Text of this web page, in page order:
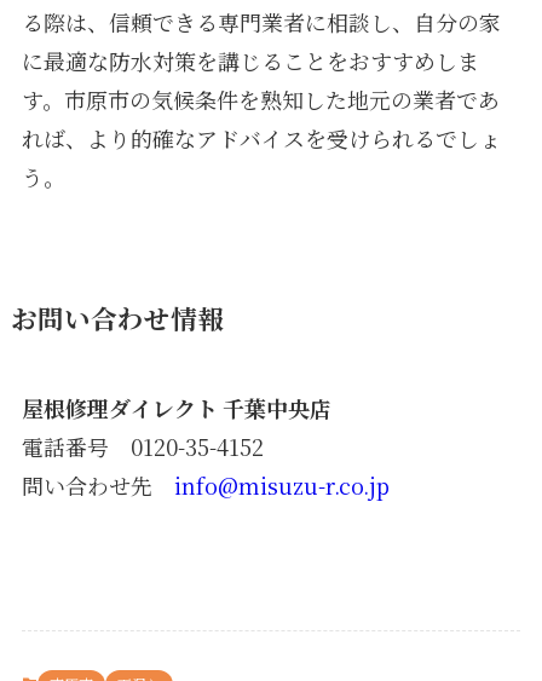
る際は、信頼できる専門業者に相談し、自分の家
に最適な防水対策を講じることをおすすめしま
す。市原市の気候条件を熟知した地元の業者であ
れば、より的確なアドバイスを受けられるでしょ
う。
お問い合わせ情報
屋根修理ダイレクト 千葉中央店
電話番号 0120-35-4152
問い合わせ先 info@misuzu-r.co.jp